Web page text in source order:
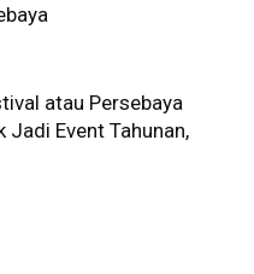
atau Persebaya
Jadi Event Tahunan,